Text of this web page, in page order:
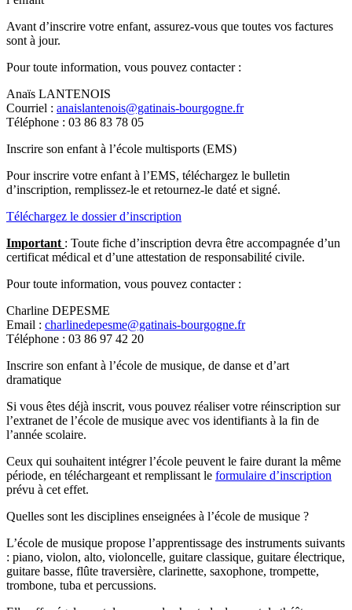
Avant d’inscrire votre enfant, assurez-vous que toutes vos factures
sont à jour.
Pour toute information, vous pouvez contacter :
Anaïs LANTENOIS
Courriel : anaislantenois@gatinais-bourgogne.fr
Téléphone : 03 86 83 78 05
Inscrire son enfant à l’école multisports (EMS)
Pour inscrire votre enfant à l’EMS, téléchargez le bulletin
d’inscription, remplissez-le et retournez-le daté et signé.
Téléchargez le dossier d’inscription
Important : Toute fiche d’inscription devra être accompagnée d’un
certificat médical et d’une attestation de responsabilité civile.
Pour toute information, vous pouvez contacter :
Charline DEPESME
Email : charlinedepesme@gatinais-bourgogne.fr
Téléphone : 03 86 97 42 20
Inscrire son enfant à l’école de musique, de danse et d’art
dramatique
Si vous êtes déjà inscrit, vous pouvez réaliser votre réinscription sur
l’extranet de l’école de musique avec vos identifiants à la fin de
l’année scolaire.
Ceux qui souhaitent intégrer l’école peuvent le faire durant la même
période, en téléchargeant et remplissant le formulaire d’inscription
prévu à cet effet.
Quelles sont les disciplines enseignées à l’école de musique ?
L’école de musique propose l’apprentissage des instruments suivants
: piano, violon, alto, violoncelle, guitare classique, guitare électrique,
guitare basse, flûte traversière, clarinette, saxophone, trompette,
trombone, tuba et percussions.